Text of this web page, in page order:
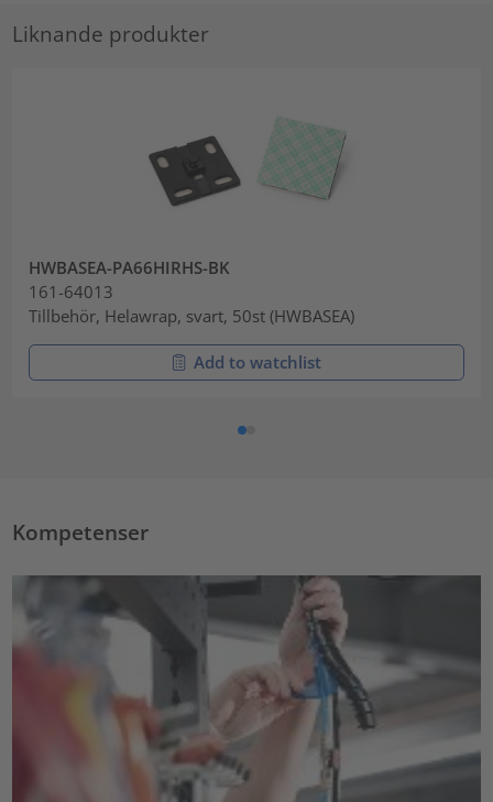
Liknande produkter
HWBASEA-PA66HIRHS-BK
161-64013
Tillbehör, Helawrap, svart, 50st (HWBASEA)
Add to watchlist
Kompetenser